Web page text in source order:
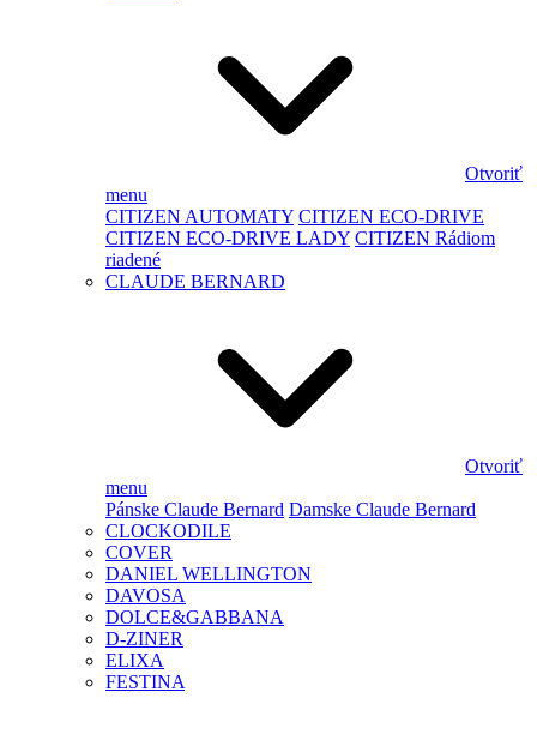
Otvoriť
menu
CITIZEN AUTOMATY CITIZEN ECO-DRIVE
CITIZEN ECO-DRIVE LADY CITIZEN Rádiom
riadené
CLAUDE BERNARD
Otvoriť
menu
Pánske Claude Bernard Damske Claude Bernard
CLOCKODILE
COVER
DANIEL WELLINGTON
DAVOSA
DOLCE&GABBANA
D-ZINER
ELIXA
FESTINA